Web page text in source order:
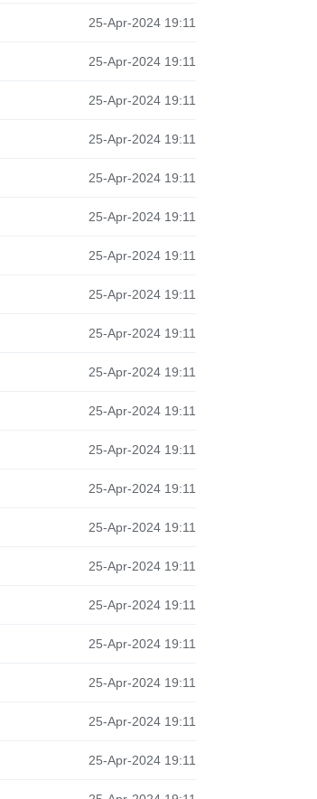
25-Apr-2024 19:11
25-Apr-2024 19:11
25-Apr-2024 19:11
25-Apr-2024 19:11
25-Apr-2024 19:11
25-Apr-2024 19:11
25-Apr-2024 19:11
25-Apr-2024 19:11
25-Apr-2024 19:11
25-Apr-2024 19:11
25-Apr-2024 19:11
25-Apr-2024 19:11
25-Apr-2024 19:11
25-Apr-2024 19:11
25-Apr-2024 19:11
25-Apr-2024 19:11
25-Apr-2024 19:11
25-Apr-2024 19:11
25-Apr-2024 19:11
25-Apr-2024 19:11